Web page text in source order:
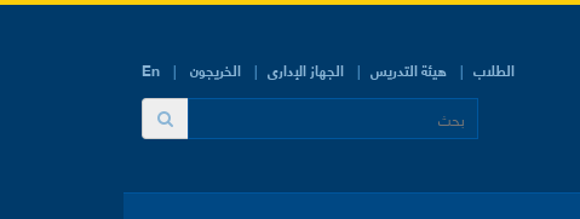
En الطلاب هيئة التدريس الجهاز الإدارى الخريجون